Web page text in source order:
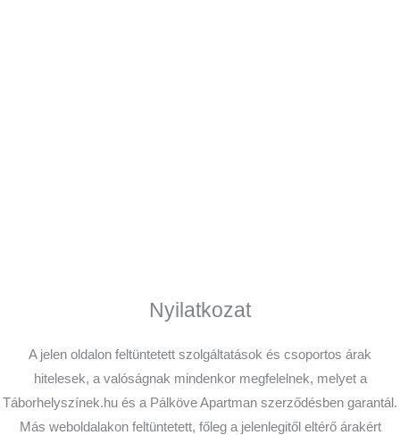
Nyilatkozat
A jelen oldalon feltüntetett szolgáltatások és csoportos árak
hitelesek, a valóságnak mindenkor megfelelnek, melyet a
Táborhelyszínek.hu és a Pálköve Apartman szerződésben garantál.
Más weboldalakon feltüntetett, főleg a jelenlegitől eltérő árakért